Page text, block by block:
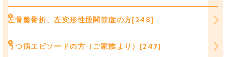
左骨盤骨折、左変形性股関節症の方[248]
うつ病エピソードの方（ご家族より）[247]